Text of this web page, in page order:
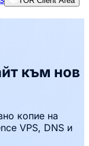
към нов
копие на
VPS, DNS и